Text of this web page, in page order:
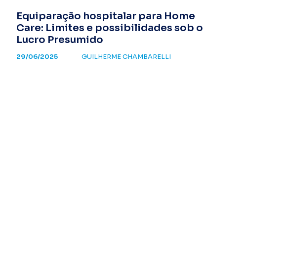
Equiparação hospitalar para Home
Care: Limites e possibilidades sob o
Lucro Presumido
29/06/2025 GUILHERME CHAMBARELLI